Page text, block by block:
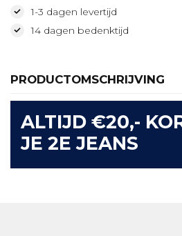
1-3 dagen levertijd
14 dagen bedenktijd
PRODUCTOMSCHRIJVING
ALTIJD €20,-
JE 2E JEANS